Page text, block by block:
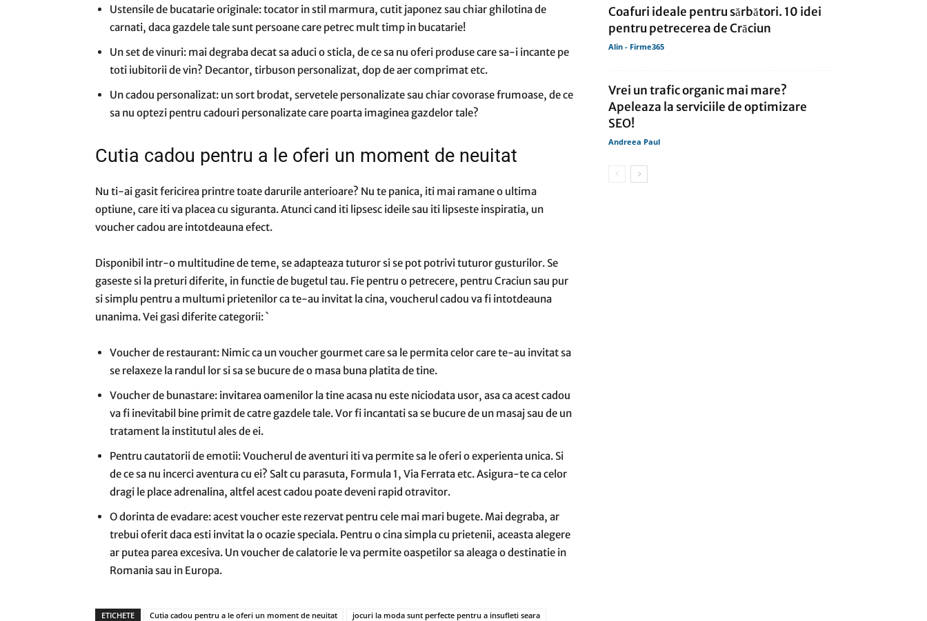
Ustensile de bucatarie originale: tocator in stil marmura, cutit japonez sau chiar ghilotina de
carnati, daca gazdele tale sunt persoane care petrec mult timp in bucatarie!
Un set de vinuri: mai degraba decat sa aduci o sticla, de ce sa nu oferi produse care sa-i incante pe
toti iubitorii de vin? Decantor, tirbuson personalizat, dop de aer comprimat etc.
Un cadou personalizat: un sort brodat, servetele personalizate sau chiar covorase frumoase, de ce
sa nu optezi pentru cadouri personalizate care poarta imaginea gazdelor tale?
Cutia cadou pentru a le oferi un moment de neuitat
Nu ti-ai gasit fericirea printre toate darurile anterioare? Nu te panica, iti mai ramane o ultima
optiune, care iti va placea cu siguranta. Atunci cand iti lipsesc ideile sau iti lipseste inspiratia, un
voucher cadou are intotdeauna efect.
Disponibil intr-o multitudine de teme, se adapteaza tuturor si se pot potrivi tuturor gusturilor. Se
gaseste si la preturi diferite, in functie de bugetul tau. Fie pentru o petrecere, pentru Craciun sau pur
si simplu pentru a multumi prietenilor ca te-au invitat la cina, voucherul cadou va fi intotdeauna
unanima. Vei gasi diferite categorii: `
Voucher de restaurant: Nimic ca un voucher gourmet care sa le permita celor care te-au invitat sa
se relaxeze la randul lor si sa se bucure de o masa buna platita de tine.
Voucher de bunastare: invitarea oamenilor la tine acasa nu este niciodata usor, asa ca acest cadou
va fi inevitabil bine primit de catre gazdele tale. Vor fi incantati sa se bucure de un masaj sau de un
tratament la institutul ales de ei.
Pentru cautatorii de emotii: Voucherul de aventuri iti va permite sa le oferi o experienta unica. Si
de ce sa nu incerci aventura cu ei? Salt cu parasuta, Formula 1, Via Ferrata etc. Asigura-te ca celor
dragi le place adrenalina, altfel acest cadou poate deveni rapid otravitor.
O dorinta de evadare: acest voucher este rezervat pentru cele mai mari bugete. Mai degraba, ar
trebui oferit daca esti invitat la o ocazie speciala. Pentru o cina simpla cu prietenii, aceasta alegere
ar putea parea excesiva. Un voucher de calatorie le va permite oaspetilor sa aleaga o destinatie in
Romania sau in Europa.
ETICHETE Cutia cadou pentru a le oferi un moment de neuitat
jocuri la moda sunt perfecte pentru a insufleti seara
Coafuri ideale pentru sărbători. 10 idei
pentru petrecerea de Crăciun
Alin - Firme365
Vrei un trafic organic mai mare?
Apeleaza la serviciile de optimizare
SEO!
Andreea Paul